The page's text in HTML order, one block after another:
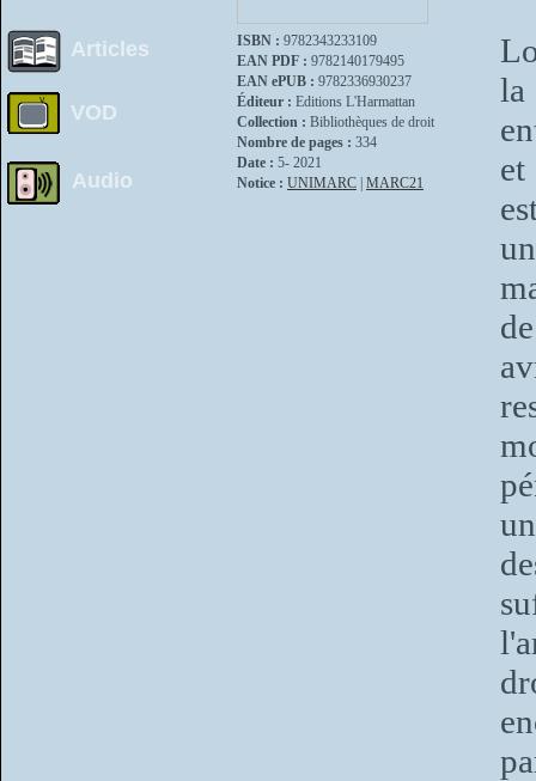
Articles
VOD
Audio
ISBN : 9782343233109
EAN PDF : 9782140179495
EAN ePUB : 9782336930237
Éditeur : Editions L'Harmattan
Collection : Bibliothèques de droit
Nombre de pages : 334
Date : 5- 2021
Notice : UNIMARC MARC21
la
et